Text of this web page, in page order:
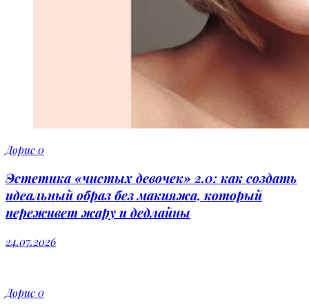
Дорис0
Эстетика «чистых девочек» 2.0: как создать
идеальный образ без макияжа, который
переживет жару и дедлайны
24.07.2026
Дорис0